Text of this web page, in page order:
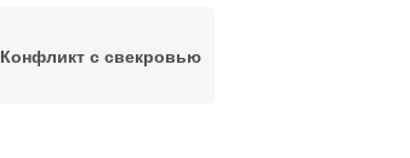
Конфликт с свекровью